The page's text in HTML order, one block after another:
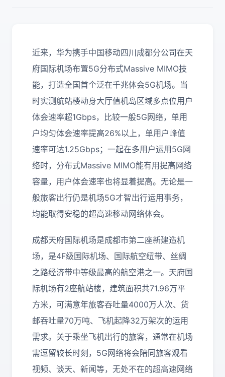
近来，华为携手中国移动四川成都分公司在天
府国际机场布置5G分布式Massive MIMO技
能，打造全国首个泛在千兆体会5G机场。当
时实测航站楼动身大厅值机岛区域多点位用户
体会速率超1Gbps，比较一般5G网络，单用
户均匀体会速率提高26%以上，单用户峰值
速率可达1.25Gbps；一起在多用户运用5G网
络时，分布式Massive MIMO能有用提高网络
容量，用户体会速率也将显着提高。无论是一
般旅客出行仍是机场5G才智出行运用事务，
均能取得安稳的超高速移动网络体会。
成都天府国际机场是成都市第二座新建造机
场，是4F级国际机场、国际航空纽带、丝绸
之路经济带中等级最高的航空港之一。天府国
际机场有2座航站楼，建筑面积共71.96万平
方米，可满意年旅客吞吐量4000万人次、货
邮吞吐量70万吨、飞机起降32万架次的运用
需求。关于乘坐飞机出行的旅客，通常在机场
需逗留较长时刻，5G网络将会陪同旅客观看
视频、谈天、新闻等，无处不在的超高速网络